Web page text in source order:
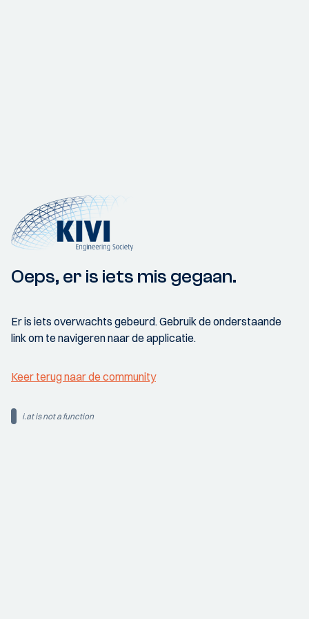
Oeps, er is iets mis gegaan.
Er is iets overwachts gebeurd. Gebruik de onderstaande
link om te navigeren naar de applicatie.
Keer terug naar de community
i.at is not a function